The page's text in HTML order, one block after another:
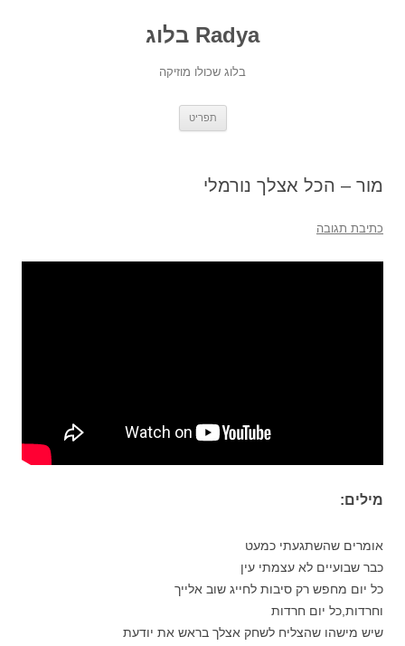
Radya בלוג
בלוג שכולו מוזיקה
תפריט
מור – הכל אצלך נורמלי
כתיבת תגובה
מילים:
אומרים שהשתגעתי כמעט
כבר שבועיים לא עצמתי עין
כל יום מחפש רק סיבות לחייג שוב אלייך
וחרדות,כל יום חרדות
שיש מישהו שהצליח לשחק אצלך בראש את יודעת